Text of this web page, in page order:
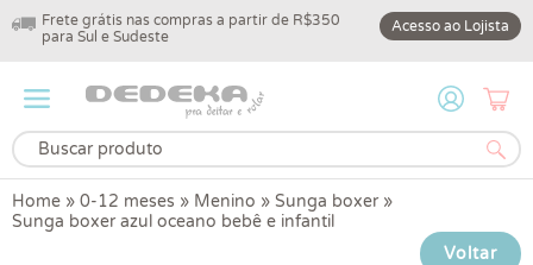
Frete grátis nas compras a partir de R$350
para Sul e Sudeste
10% off na
DEDEKA10
Acesso ao Lojista
Home » 0-12 meses » Menino » Sunga boxer»
Sunga boxer azul oceano bebê e infantil
Voltar